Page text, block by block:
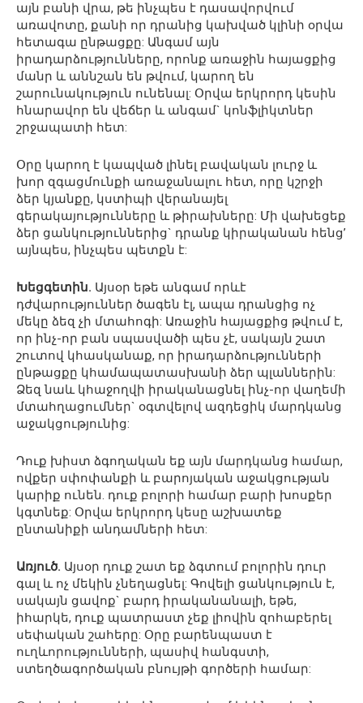
այն բանի վրա, թե ինչպես է դասավորվում
առավոտը, քանի որ դրանից կախված կլինի օրվա
հետագա ընթացքը: Անգամ այն
իրադարձությունները, որոնք առաջին հայացքից
մանր և աննշան են թվում, կարող են
շարունակություն ունենալ: Օրվա երկրորդ կեսին
հնարավոր են վեճեր և անգամ` կոնֆլիկտներ
շրջապատի հետ:
Օրը կարող է կապված լինել բավական լուրջ և
խոր զգացմունքի առաջանալու հետ, որը կշրջի
ձեր կյանքը, կստիպի վերանայել
գերակայությունները և թիրախները: Մի վախեցեք
ձեր ցանկություններից` դրանք կիրականան հենց’
այնպես, ինչպես պետքն է:
Խեցգետին. Այսօր եթե անգամ որևէ
դժվարություններ ծագեն էլ, ապա դրանցից ոչ
մեկը ձեզ չի մտահոգի: Առաջին հայացքից թվում է,
որ ինչ-որ բան սպասվածի պես չէ, սակայն շատ
շուտով կհասկանաք, որ իրադարձությունների
ընթացքը կհամապատասխանի ձեր պլաններին:
Ձեզ նաև կհաջողվի իրականացնել ինչ-որ վաղեմի
մտահղացումներ` օգտվելով ազդեցիկ մարդկանց
աջակցությունից:
Դուք խիստ ձգողական եք այն մարդկանց համար,
ովքեր սփոփանքի և բարոյական աջակցության
կարիք ունեն. դուք բոլորի համար բարի խոսքեր
կգտնեք: Օրվա երկրորդ կեսը աշխատեք
ընտանիքի անդամների հետ:
Առյուծ. Այսօր դուք շատ եք ձգտում բոլորին դուր
գալ և ոչ մեկին չնեղացնել: Գովելի ցանկություն է,
սակայն ցավոք` բարդ իրականանալի, եթե,
իհարկե, դուք պատրաստ չեք լիովին զոհաբերել
սեփական շահերը: Օրը բարենպաստ է
ուղևորությունների, պասիվ հանգստի,
ստեղծագործական բնույթի գործերի համար: